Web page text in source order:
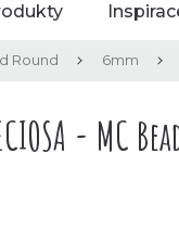
Round 6mm
- MC